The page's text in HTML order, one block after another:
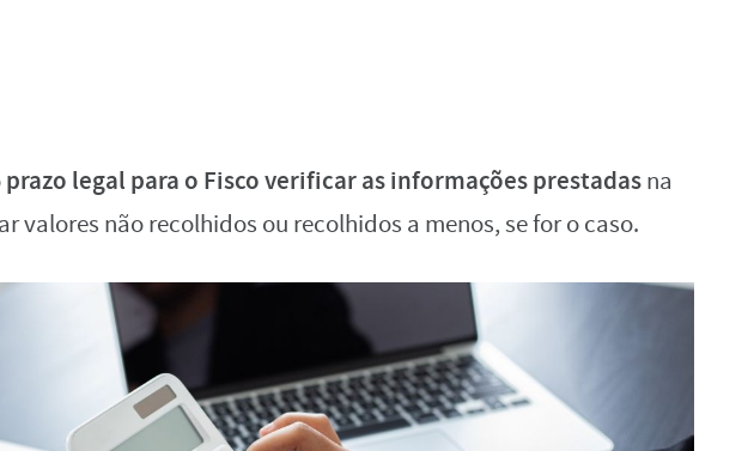
prazo legal para o Fisco verificar as informações prestadasna
valores não recolhidos ou recolhidos a menos, se for o caso.